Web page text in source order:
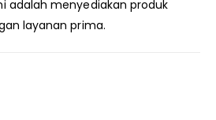
adalah menyediakan produk
layanan prima.